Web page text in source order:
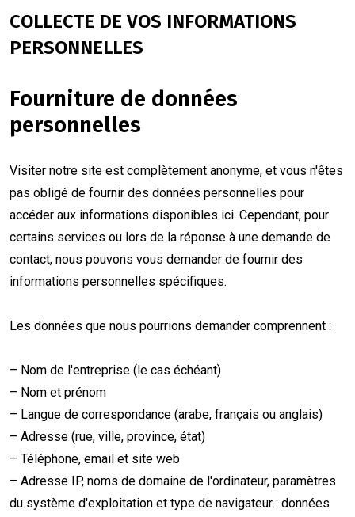
COLLECTE DE VOS INFORMATIONS
PERSONNELLES
Fourniture de données
personnelles
Visiter notre site est complètement anonyme, et vous n'êtes
pas obligé de fournir des données personnelles pour
accéder aux informations disponibles ici. Cependant, pour
certains services ou lors de la réponse à une demande de
contact, nous pouvons vous demander de fournir des
informations personnelles spécifiques.
Les données que nous pourrions demander comprennent :
– Nom de l'entreprise (le cas échéant)
– Nom et prénom
– Langue de correspondance (arabe, français ou anglais)
– Adresse (rue, ville, province, état)
– Téléphone, email et site web
– Adresse IP, noms de domaine de l'ordinateur, paramètres
du système d'exploitation et type de navigateur : données